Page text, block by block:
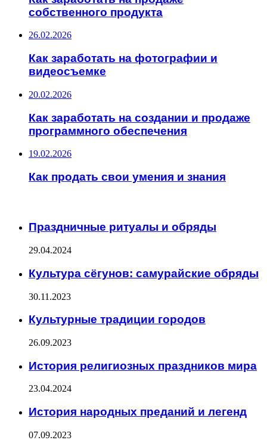
собственного продукта
26.02.2026
Как заработать на фотографии и
видеосъемке
20.02.2026
Как заработать на создании и продаже
программного обеспечения
19.02.2026
Как продать свои умения и знания
Праздничные ритуалы и обряды
29.04.2024
Культура сёгунов: самурайские обряды
30.11.2023
Культурные традиции городов
26.09.2023
История религиозных праздников мира
23.04.2024
История народных преданий и легенд
07.09.2023